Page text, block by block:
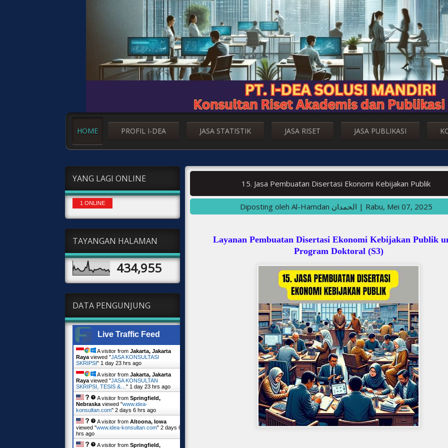
HOME PROFIL I-DEA JASA STATISTIK JASA RISET JASA PUBLIKASI
YANG LAGI ONLINE
1 ONLINE
TAYANGAN HALAMAN
434,955
DATA PENGUNJUNG
Live Traffic Feed
A visitor from Jakarta, Jakarta
Rayaviewed "JASA KONSULTASI
SKRIPSI " 1 day 23 hrs ago
A visitor from Jakarta, Jakarta
Rayaviewed "JASA KONSULTAN
SKRIPSI, TESIS &… " 1 day 23 hrs ago
A visitor from Springfield,
Nebraskaviewed "www.idea-
konsultan.com" 2 days 6 hrs ago
A visitor from Altoona, Iowa
viewed "www.idea-konsultan.com" 2 days 6
hrs ago
A visitor from Springfield,
15. Jasa Pembuatan Disertasi Ekonomi Kebijakan Publik
Diposting oleh Al-Hamdan الحمدان | Rabu, Mei 07, 2025
Layanan Pembuatan Disertasi Ekonomi Kebijakan Publik
Program Doktoral (S3)